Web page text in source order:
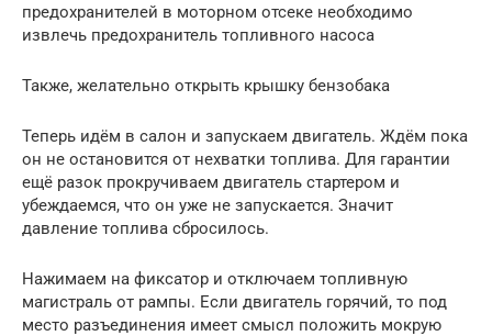
предохранителей в моторном отсеке необходимо
извлечь предохранитель топливного насоса
Также, желательно открыть крышку бензобака
Теперь идём в салон и запускаем двигатель. Ждём пока
он не остановится от нехватки топлива. Для гарантии
ещё разок прокручиваем двигатель стартером и
убеждаемся, что он уже не запускается. Значит
давление топлива сбросилось.
Нажимаем на фиксатор и отключаем топливную
магистраль от рампы. Если двигатель горячий, то под
место разъединения имеет смысл положить мокрую